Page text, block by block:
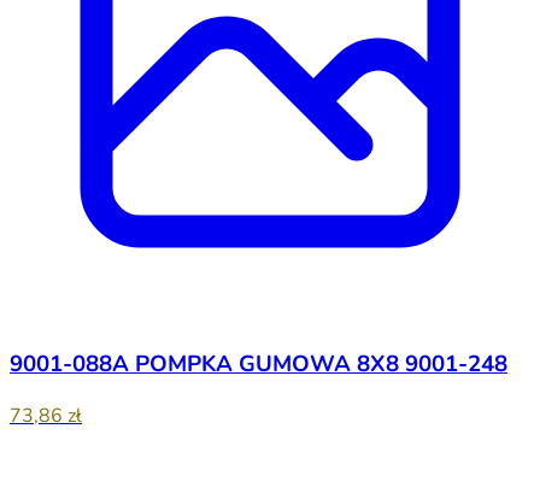
9001-088A POMPKA GUMOWA 8X8 9001-248
73,86 zł